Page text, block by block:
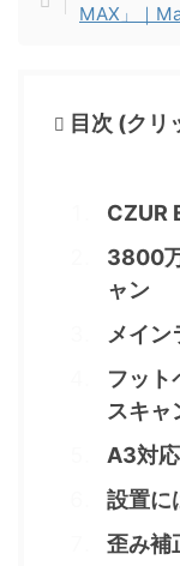
MAX」｜
目次 (クリ
CZUR
3800
ャン
メイン
フット
スキャ
A3対
設置に
歪み補